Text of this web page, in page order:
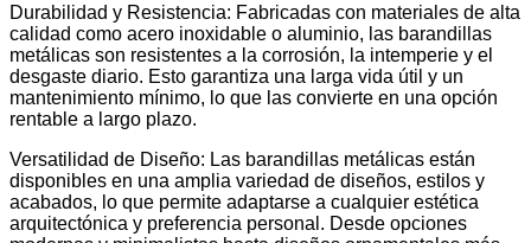
Durabilidad y Resistencia: Fabricadas con materiales de alta
calidad como acero inoxidable o aluminio, las barandillas
metálicas son resistentes a la corrosión, la intemperie y el
desgaste diario. Esto garantiza una larga vida útil y un
mantenimiento mínimo, lo que las convierte en una opción
rentable a largo plazo.
Versatilidad de Diseño: Las barandillas metálicas están
disponibles en una amplia variedad de diseños, estilos y
acabados, lo que permite adaptarse a cualquier estética
arquitectónica y preferencia personal. Desde opciones